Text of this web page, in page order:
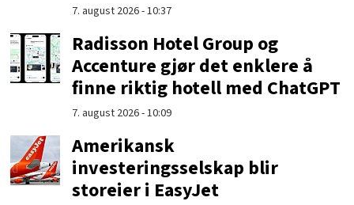
7. august 2026 - 10:37
Radisson Hotel Group og
Accenture gjør det enklere å
finne riktig hotell med ChatGPT
7. august 2026 - 10:09
Amerikansk
investeringsselskap blir
storeier i EasyJet